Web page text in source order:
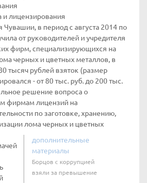
и лицензирования
в период с августа 2014 по
от руководителей и учредителя
фирм, специализирующихся на
черных и цветных металлов, в
тысяч рублей взяток (размер
- от 80 тыс. руб. до 200 тыс.
решение вопроса о
фирмам лицензий на
по заготовке, хранению,
лома черных и цветных
дополнительные
материалы
Борцов с коррупцией
взяли за превышение